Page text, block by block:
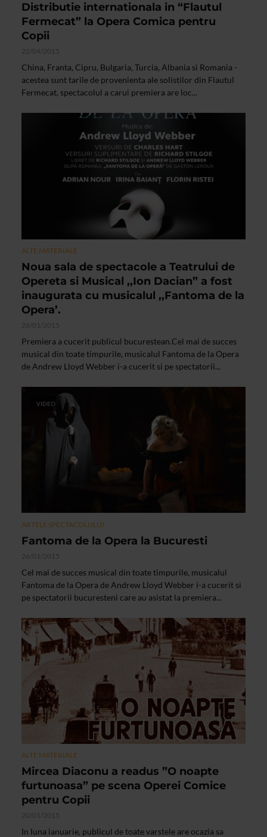
Distributie internationala in “Flautul
Fermecat” la Opera Comica pentru
Copii
22/04/2015
China, Franta, Cipru, Bulgaria, Turcia, Albania si Romania -
acestea sunt tarile de provenienta ale solistilor din Flautul
Fermecat, spectacolul a carui premiera are loc...
ALTE MATERIALE
Noua sala de spectacole a Teatrului de
Opereta si Musical ,,Ion Dacian” a fost
inaugurata cu musicalul ,,Fantoma de la
Opera’.
26/01/2015
Premiera a cucerit publicul bucurestean.Cel mai de succes
musical din toate timpurile, musicalul Fantoma de la Opera
de Andrew Lloyd Webber i-a cucerit si pe spectatorii...
VIDEO
ARTELE SPECTACOLULUI
Fantoma de la Opera la Bucuresti
26/01/2015
Cel mai de succes musical din toate timpurile, musicalul
Fantoma de la Opera de Andrew Lloyd Webber i-a cucerit si
pe spectatorii bucuresteni care au asistat la premiera...
ALTE MATERIALE
Mircea Diaconu a readus ”O noapte
furtunoasa” pe scena Operei Comice
pentru Copii
20/01/2015
In luna ianuarie, publicul de toate varstele are ocazia sa